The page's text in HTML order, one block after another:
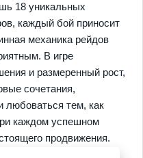
18 уникальных
каждый бой приносит
механика рейдов
В игре
и размеренный рост,
сочетания,
любоваться тем, как
каждом успешном
продвижения.